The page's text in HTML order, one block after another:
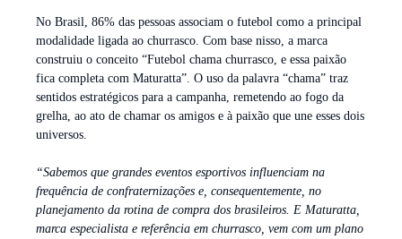
No Brasil, 86% das pessoas associam o futebol como a principal
modalidade ligada ao churrasco. Com base nisso, a marca
construiu o conceito “Futebol chama churrasco, e essa paixão
fica completa com Maturatta”. O uso da palavra “chama” traz
sentidos estratégicos para a campanha, remetendo ao fogo da
grelha, ao ato de chamar os amigos e à paixão que une esses dois
universos.
“Sabemos que grandes eventos esportivos influenciam na
frequência de confraternizações e, consequentemente, no
planejamento da rotina de compra dos brasileiros. E Maturatta,
marca especialista e referência em churrasco, vem com um plano